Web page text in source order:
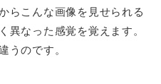
らこんな画像を見せられる
異なった感覚を覚えます。
うのです。